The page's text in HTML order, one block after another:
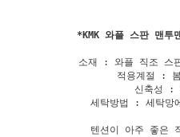
*KMK 와플 스판 맨투
소재 : 와플 직조 스
적용계절 :
신축성 :
세탁방법 : 세탁망
텐션이 아주 좋은